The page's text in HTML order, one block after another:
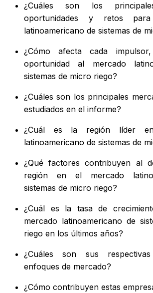
¿Cuáles son los
oportunidades y retos
latinoamericano de sistemas de
¿Cómo afecta cada
oportunidad al mercado
sistemas de micro riego?
¿Cuáles son los principales
estudiados en el informe?
¿Cuál es la región líder
latinoamericano de sistemas de
¿Qué factores contribuyen al
región en el mercado
sistemas de micro riego?
¿Cuál es la tasa de
mercado latinoamericano de
riego en los últimos años?
¿Cuáles son sus
enfoques de mercado?
¿Cómo contribuyen estas